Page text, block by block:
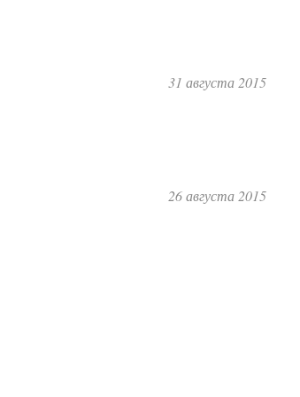
31 августа 2015
26 августа 2015